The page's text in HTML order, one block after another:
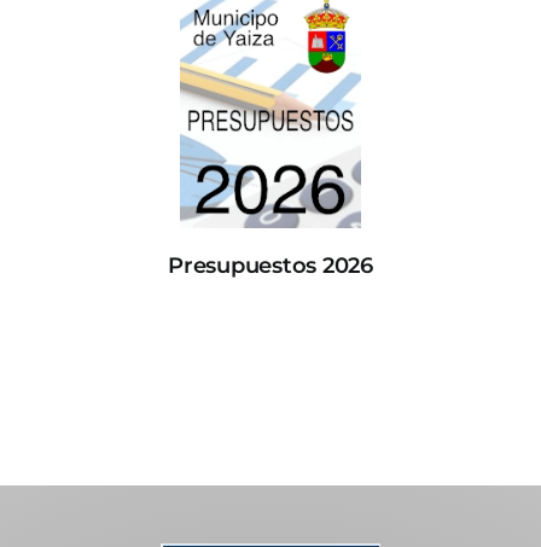
Presupuestos 2026